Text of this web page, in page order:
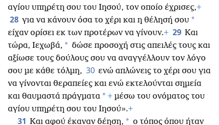
αγίου υπηρέτη σου του Ιησού, τον οποίο έχρισες,+
28 για να κάνουν όσα το χέρι και η θέλησή σου *
είχαν ορίσει εκ των προτέρων να γίνουν.+ 29 Και
τώρα, Ιεχωβά, * δώσε προσοχή στις απειλές τους και
αξίωσε τους δούλους σου να αναγγέλλουν τον λόγο
σου με κάθε τόλμη, 30 ενώ απλώνεις το χέρι σου για
να γίνονται θεραπείες και ενώ εκτελούνται σημεία
και θαυμαστά πράγματα * + μέσω του ονόματος του
αγίου υπηρέτη σου του Ιησού».+
31 Και αφού έκαναν δέηση, * ο τόπος όπου ήταν